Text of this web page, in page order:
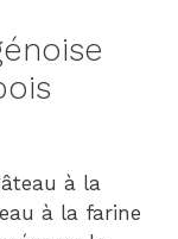
à la
à la farine